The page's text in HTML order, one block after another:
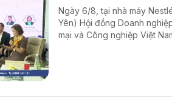
Ngày 6/8, tại nhà máy
Yên) Hội đồng Doanh
mại và Công nghiệp Việt